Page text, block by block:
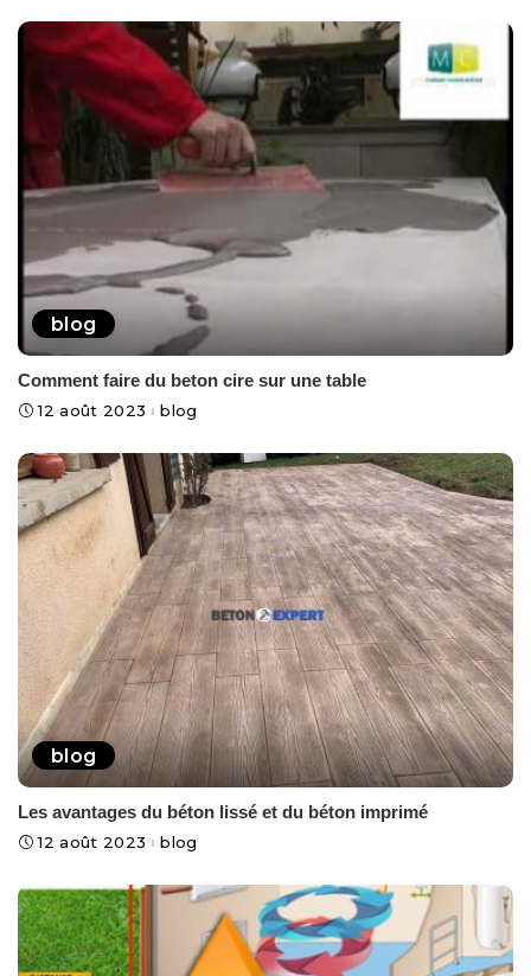
blog
Comment faire du beton cire sur une table
12 août 2023 blog
blog
Les avantages du béton lissé et du béton imprimé
12 août 2023 blog